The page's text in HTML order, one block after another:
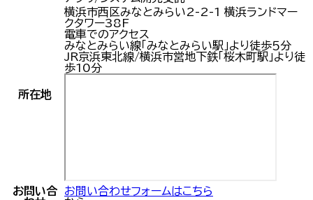
所在地
横浜市西区みなとみらい2-2-1 横浜ランドマー
クタワー38F
電車でのアクセス
みなとみらい線「みなとみらい駅」より徒歩５分
JR京浜東北線/横浜市営地下鉄「桜木町駅」より徒
歩10分
お問い合
お問い合わせフォームはこちら